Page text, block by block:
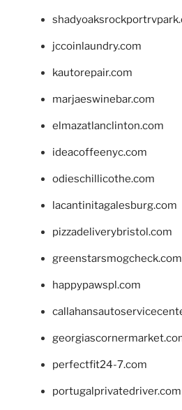
jccoinlaundry.com
kautorepair.com
marjaeswinebar.com
elmazatlanclinton.com
ideacoffeenyc.com
odieschillicothe.com
lacantinitagalesburg.com
pizzadeliverybristol.com
greenstarsmogcheck.com
happypawspl.com
perfectfit24-7.com
portugalprivatedriver.com